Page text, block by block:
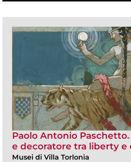
Paolo Antonio
e decoratore tra liberty e
Musei di Villa Torlonia